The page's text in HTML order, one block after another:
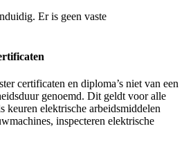
Er is geen vaste
certificaten en diploma’s niet van een
genoemd. Dit geldt voor alle
keuren elektrische arbeidsmiddelen
inspecteren elektrische